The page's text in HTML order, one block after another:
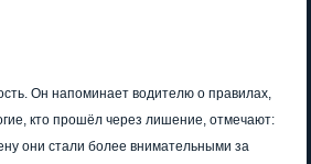
Он напоминает водителю о правилах,
кто прошёл через лишение, отмечают:
они стали более внимательными за